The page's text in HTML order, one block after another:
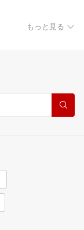
もっと見る